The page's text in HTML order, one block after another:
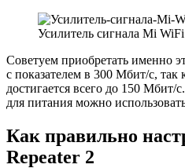
Усилитель сигнала Mi
Советуем приобретать именно
с показателем в 300 Мбит/с, так
достигается всего до 150
для питания можно
Как правильно
Repeater 2